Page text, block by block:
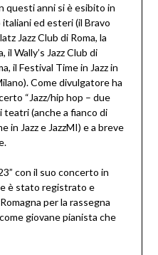
questi anni si è esibito in
ed esteri (il Bravo
Jazz Club di Roma, la
Wally’s Jazz Club di
il Festival Time in Jazz in
Come divulgatore ha
“Jazz/hip hop – due
(anche a fianco di
in Jazz e JazzMI) e a breve
con il suo concerto in
è stato registrato e
per la rassegna
giovane pianista che